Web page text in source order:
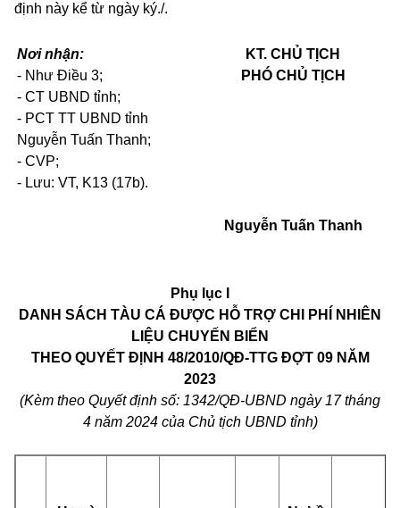
định này kể từ ngày ký./.
Nơi nhận:
- Như Điều 3;
- CT UBND tỉnh;
- PCT TT UBND tỉnh
Nguyễn Tuấn Thanh;
- CVP;
- Lưu: VT, K13 (17b).
KT. CHỦ TỊCH
PHÓ CHỦ TỊCH
Nguyễn Tuấn Thanh
Phụ lục I
DANH SÁCH TÀU CÁ ĐƯỢC HỖ TRỢ CHI PHÍ NHIÊN
LIỆU CHUYẾN B IỂ N
THEO QUYẾT ĐỊNH 48/2010/QĐ-TTG ĐỢT 09 NĂ M
2023
(Kèm theo Quyết định số: 1342/QĐ-UBND ngày17tháng
4 năm 2024 của Chủ tịch UBND tỉnh)